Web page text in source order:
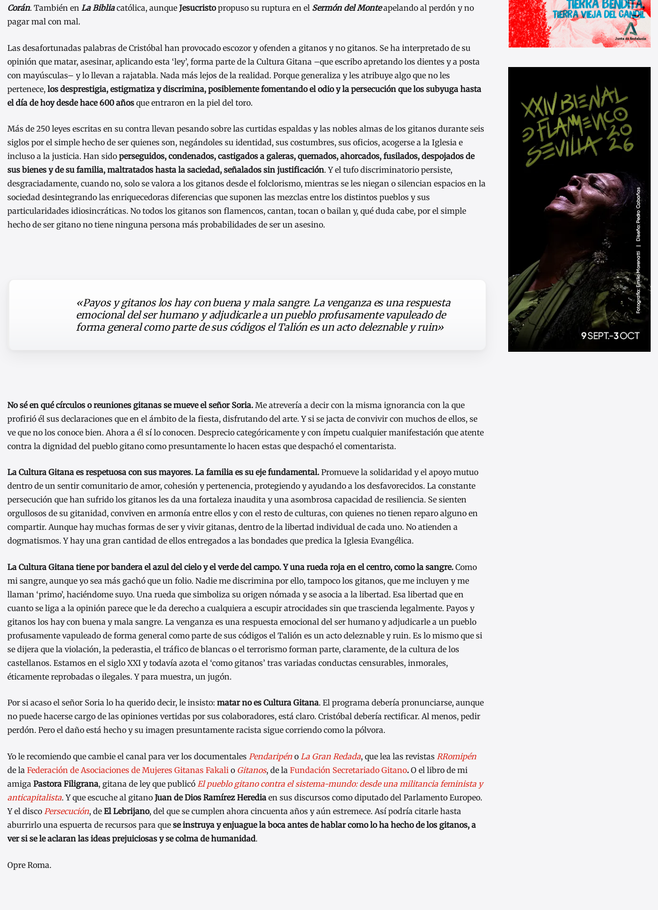
Corán. También en La Bibliacatólica, aunque Jesucristopropuso su ruptura en el Sermón del Monteapelando al perdón y no
pagar mal con mal.
Las desafortunadas palabras de Cristóbal han provocado escozor y ofenden a gitanos y no gitanos. Se ha interpretado de su
opinión que matar, asesinar, aplicando esta ‘ley’, forma parte de la Cultura Gitana –que escribo apretando los dientes y a posta
con mayúsculas– y lo llevan a rajatabla. Nada más lejos de la realidad. Porque generaliza y les atribuye algo que no les
pertenece, los desprestigia, estigmatiza y discrimina, posiblemente fomentando el odio y la persecución que los subyuga hasta
el día de hoy desde hace 600 años que entraron en la piel del toro.
Más de 250 leyes escritas en su contra llevan pesando sobre las curtidas espaldas y las nobles almas de los gitanos durante seis
siglos por el simple hecho de ser quienes son, negándoles su identidad, sus costumbres, sus oficios, acogerse a la Iglesia e
incluso a la justicia. Han sido perseguidos, condenados, castigados a galeras, quemados, ahorcados, fusilados, despojados de
sus bienes y de su familia, maltratados hasta la saciedad, señalados sin justificación. Y el tufo discriminatorio persiste,
desgraciadamente, cuando no, solo se valora a los gitanos desde el folclorismo, mientras se les niegan o silencian espacios en la
sociedad desintegrando las enriquecedoras diferencias que suponen las mezclas entre los distintos pueblos y sus
particularidades idiosincráticas. No todos los gitanos son flamencos, cantan, tocan o bailan y, qué duda cabe, por el simple
hecho de ser gitano no tiene ninguna persona más probabilidades de ser un asesino.
«Payos y gitanos los hay con buena y mala sangre. La venganza es una respuesta
emocional del ser humano y adjudicarle a un pueblo profusamente vapuleado de
forma general como parte de sus códigos el Talión es un acto deleznable y ruin»
No sé en qué círculos o reuniones gitanas se mueve el señor Soria. Me atrevería a decir con la misma ignorancia con la que
profirió él sus declaraciones que en el ámbito de la fiesta, disfrutando del arte. Y si se jacta de convivir con muchos de ellos, se
ve que no los conoce bien. Ahora a él sí lo conocen. Desprecio categóricamente y con ímpetu cualquier manifestación que atente
contra la dignidad del pueblo gitano como presuntamente lo hacen estas que despachó el comentarista.
La Cultura Gitana es respetuosa con sus mayores. La familia es su eje fundamental. Promueve la solidaridad y el apoyo mutuo
dentro de un sentir comunitario de amor, cohesión y pertenencia, protegiendo y ayudando a los desfavorecidos. La constante
persecución que han sufrido los gitanos les da una fortaleza inaudita y una asombrosa capacidad de resiliencia. Se sienten
orgullosos de su gitanidad, conviven en armonía entre ellos y con el resto de culturas, con quienes no tienen reparo alguno en
compartir. Aunque hay muchas formas de ser y vivir gitanas, dentro de la libertad individual de cada uno. No atienden a
dogmatismos. Y hay una gran cantidad de ellos entregados a las bondades que predica la Iglesia Evangélica.
La Cultura Gitana tiene por bandera el azul del cielo y el verde del campo. Y una rueda roja en el centro, como la sangre. Como
mi sangre, aunque yo sea más gachó que un folio. Nadie me discrimina por ello, tampoco los gitanos, que me incluyen y me
llaman ‘primo’, haciéndome suyo. Una rueda que simboliza su origen nómada y se asocia a la libertad. Esa libertad que en
cuanto se liga a la opinión parece que le da derecho a cualquiera a escupir atrocidades sin que trascienda legalmente. Payos y
gitanos los hay con buena y mala sangre. La venganza es una respuesta emocional del ser humano y adjudicarle a un pueblo
profusamente vapuleado de forma general como parte de sus códigos el Talión es un acto deleznable y ruin. Es lo mismo que si
se dijera que la violación, la pederastia, el tráfico de blancas o el terrorismo forman parte, claramente, de la cultura de los
castellanos. Estamos en el siglo XXI y todavía azota el ‘como gitanos’ tras variadas conductas censurables, inmorales,
éticamente reprobadas o ilegales. Y para muestra, un jugón.
Por si acaso el señor Soria lo ha querido decir, le insisto: matar no es Cultura Gitana. El programa debería pronunciarse, aunque
no puede hacerse cargo de las opiniones vertidas por sus colaboradores, está claro. Cristóbal debería rectificar. Al menos, pedir
perdón. Pero el daño está hecho y su imagen presuntamente racista sigue corriendo como la pólvora.
Yo le recomiendo que cambie el canal para ver los documentales Pendaripén o La Gran Redada, que lea las revistas RRomipén
de la Federación de Asociaciones de Mujeres Gitanas Fakali o Gitanos, de la Fundación Secretariado Gitano. O el libro de mi
amiga Pastora Filigrana, gitana de ley que publicó El pueblo gitano contra el sistema-mundo: desde una militancia feminista y
anticapitalista. Y que escuche al gitano Juan de Dios Ramírez Heredia en sus discursos como diputado del Parlamento Europeo.
Y el disco Persecución, de El Lebrijano, del que se cumplen ahora cincuenta años y aún estremece. Así podría citarle hasta
aburrirlo una espuerta de recursos para que se instruya y enjuague la boca antes de hablar como lo ha hecho de los gitanos, a
ver si se le aclaran las ideas prejuiciosas y se colma de humanidad.
Opre Roma.